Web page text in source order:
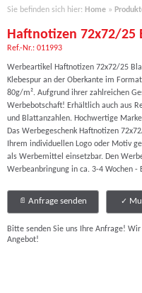
Sie befinden sich hier: Home »
Haftnotizen 72x72/25
Ref.-Nr.: 011993
Werbeartikel Haftnotizen 72x72/25
Klebespur an der Oberkante im
80g/m². Aufgrund ihrer zahlreichen
Werbebotschaft! Erhältlich auch aus
und Blattanzahlen. Hochwertige
Das Werbegeschenk Haftnotizen
Ihrem individuellen Logo oder Motiv
als Werbemittel einsetzbar. Den
Werbeanbringung in ca. 3-4 Wochen -
Anfrage senden
Bitte senden Sie uns Ihre Anfrage!
Angebot!